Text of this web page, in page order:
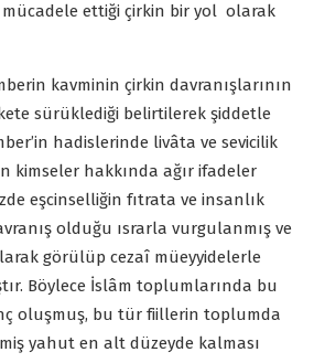
ettiği çirkin bir yol olarak
kavminin çirkin davranışlarının
sürüklediği belirtilerek şiddetle
hadislerinde livâta ve sevicilik
kimseler hakkında ağır ifadeler
eşcinselliğin fıtrata ve insanlık
olduğu ısrarla vurgulanmış ve
görülüp cezaî müeyyidelerle
Böylece İslâm toplumlarında bu
oluşmuş, bu tür fiillerin toplumda
yahut en alt düzeyde kalması